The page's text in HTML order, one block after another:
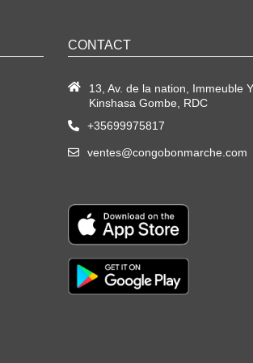
CONTACT
13, Av. de la nation, Immeuble
Kinshasa Gombe, RDC
+35699975817
ventes@congobonmarche.com